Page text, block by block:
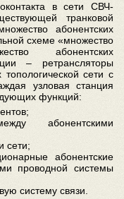
в сети СВЧ-
транковой
абонентских
схеме «множество
абонентских
– ретрансляторы
сети с
узловая станция
функций:
абонентскими
сети;
абонентские
проводной системы
систему связи.